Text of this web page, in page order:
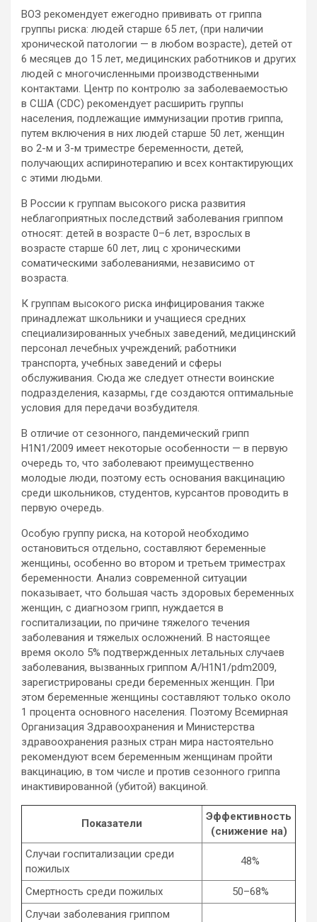
ВОЗ рекомендует ежегодно прививать от гриппа
группы риска: людей старше 65 лет, (при наличии
хронической патологии — в любом возрасте), детей от
6 месяцев до 15 лет, медицинских работников и других
людей с многочисленными производственными
контактами. Центр по контролю за заболеваемостью
в США (СDС) рекомендует расширить группы
населения, подлежащие иммунизации против гриппа,
путем включения в них людей старше 50 лет, женщин
во 2-м и 3-м триместре беременности, детей,
получающих аспиринотерапию и всех контактирующих
с этими людьми.
В России к группам высокого риска развития
неблагоприятных последствий заболевания гриппом
относят: детей в возрасте 0–6 лет, взрослых в
возрасте старше 60 лет, лиц с хроническими
соматическими заболеваниями, независимо от
возраста.
К группам высокого риска инфицирования также
принадлежат школьники и учащиеся средних
специализированных учебных заведений, медицинский
персонал лечебных учреждений; работники
транспорта, учебных заведений и сферы
обслуживания. Сюда же следует отнести воинские
подразделения, казармы, где создаются оптимальные
условия для передачи возбудителя.
В отличие от сезонного, пандемический грипп
H1N1/2009 имеет некоторые особенности — в первую
очередь то, что заболевают преимущественно
молодые люди, поэтому есть основания вакцинацию
среди школьников, студентов, курсантов проводить в
первую очередь.
Особую группу риска, на которой необходимо
остановиться отдельно, составляют беременные
женщины, особенно во втором и третьем триместрах
беременности. Анализ современной ситуации
показывает, что большая часть здоровых беременных
женщин, с диагнозом грипп, нуждается в
госпитализации, по причине тяжелого течения
заболевания и тяжелых осложнений. В настоящее
время около 5% подтвержденных летальных случаев
заболевания, вызванных гриппом A/H1N1/pdm2009,
зарегистрированы среди беременных женщин. При
этом беременные женщины составляют только около
1 процента основного населения. Поэтому Всемирная
Организация Здравоохранения и Министерства
здравоохранения разных стран мира настоятельно
рекомендуют всем беременным женщинам пройти
вакцинацию, в том числе и против сезонного гриппа
инактивированной (убитой) вакциной.
Показатели
Эффективность
(снижение на)
Случаи госпитализации среди
пожилых
48%
Смертность среди пожилых
50–68%
Случаи заболевания гриппом